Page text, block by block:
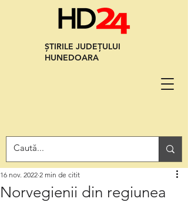
ȘTIRILE JUDEȚULUI
HUNEDOARA
Norvegienii din regiunea
16 nov. 2022 2 min de citit